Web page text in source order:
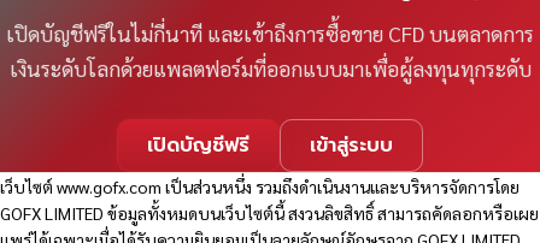
เปิดบัญชีฟรีในไม่กี่นาที และเข้าถึงการซื้อขาย CFD บนตลาดการ
เงินระดับโลกด้วยแพลตฟอร์มที่ออกแบบมาเพื่อผู้ลงทุนทุกระดับ
เปิดบัญชีฟรี เข้าสู่ระบบ
เว็บไซต์www.gofx.com เป็นส่วนหนึ่ง รวมถึงดำเนินงานและบริหารจัดการโดย
GOFX LIMITED ข้อมูลทั้งหมดบนเว็บไซต์นี้ สงวนลิขสิทธิ์ สามารถคัดลอกหรือเผย